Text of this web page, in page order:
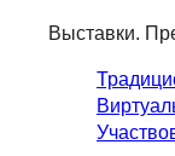
Выставки.